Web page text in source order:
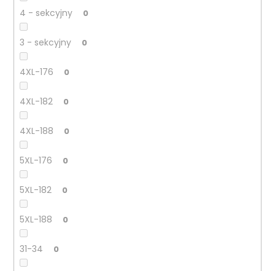
4 - sekcyjny 0
3 - sekcyjny 0
4XL-176 0
4XL-182 0
4XL-188 0
5XL-176 0
5XL-182 0
5XL-188 0
31-34 0